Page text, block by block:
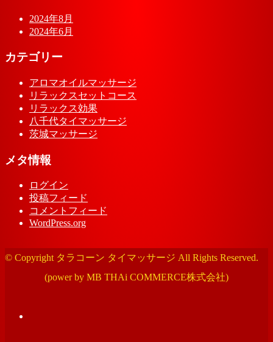
2024年8月
2024年6月
カテゴリー
アロマオイルマッサージ
リラックスセットコース
リラックス効果
八千代タイマッサージ
茨城マッサージ
メタ情報
ログイン
投稿フィード
コメントフィード
WordPress.org
© Copyright タラコーン タイマッサージ All Rights Reserved.
(power by MB THAi COMMERCE株式会社)